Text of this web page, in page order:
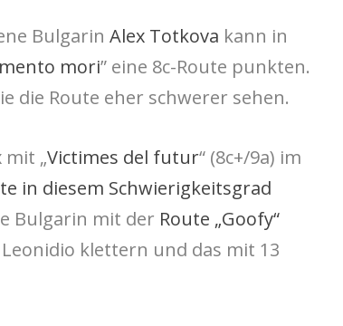
Bulgarin Alex Totkova kann in
mori” eine 8c-Route punkten.
die Route eher schwerer sehen.
„Victimes del futur“ (8c+/9a) im
in diesem Schwierigkeitsgrad
Bulgarin mit der Route „Goofy“
klettern und das mit 13